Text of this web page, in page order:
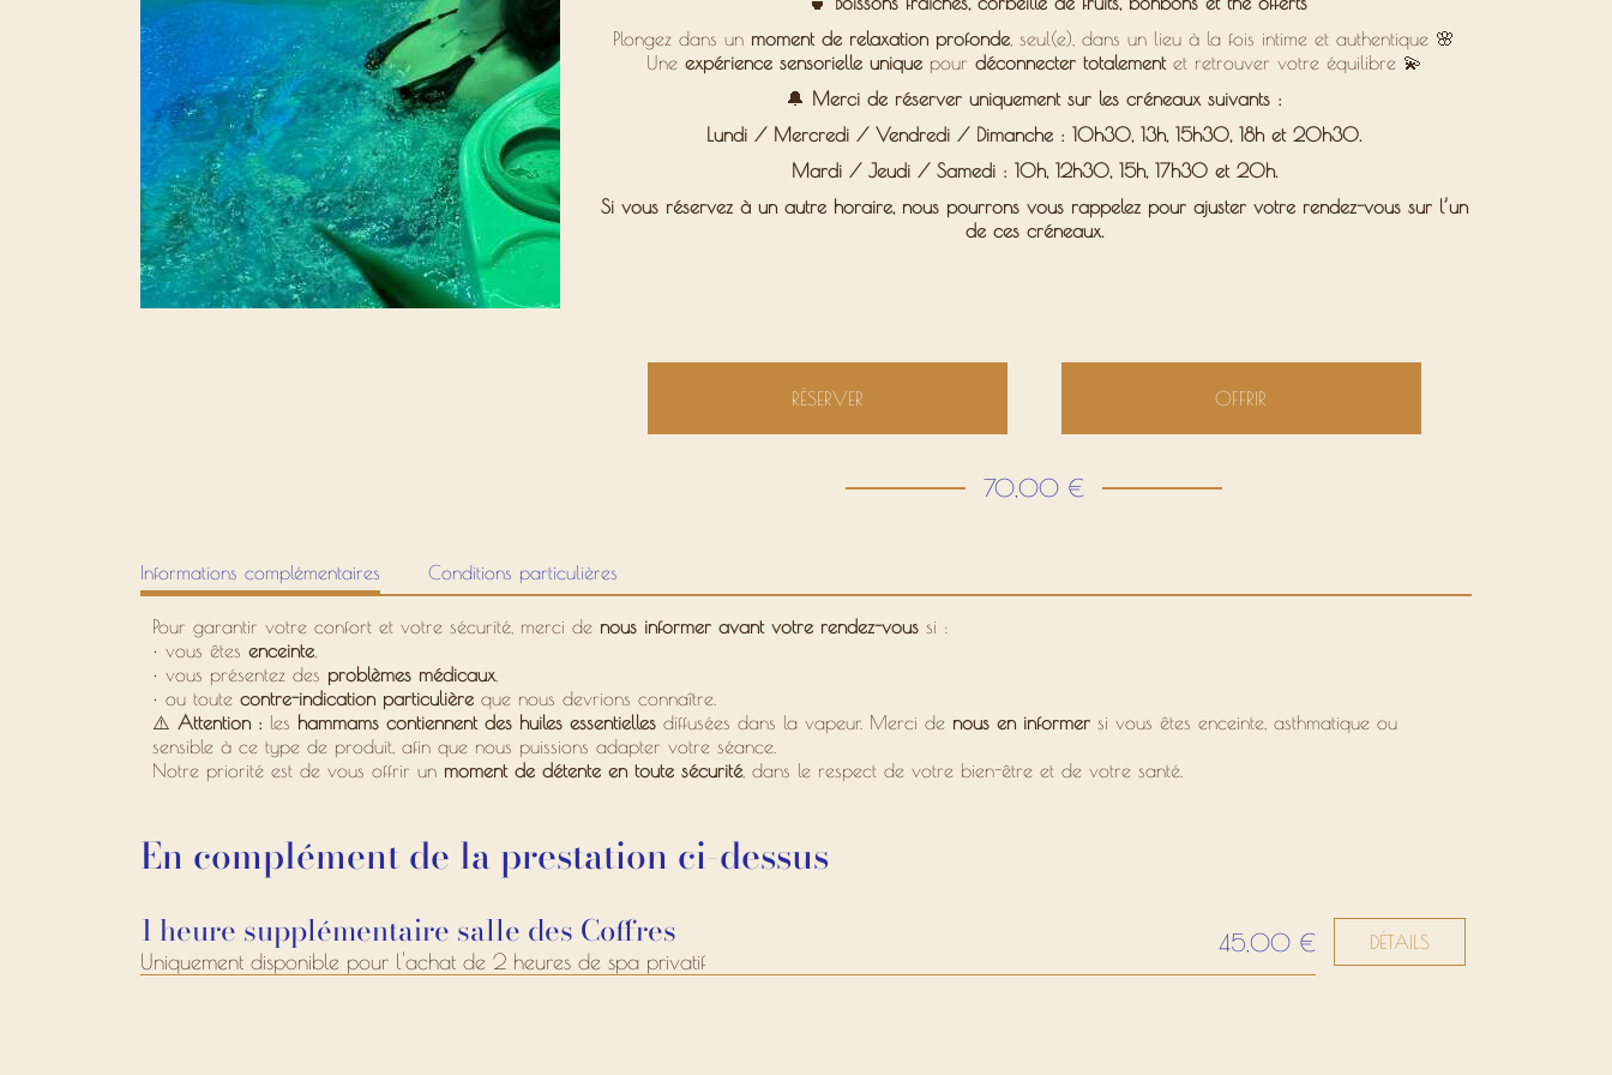
Plongez dans un moment de relaxation profonde , seul(e), dans un lieu à la fois intime et authentique 🌸
Une expérience sensorielle uniquepour déconnecter totalementet retrouver votre équilibre 💫
🔔 Merci de réserver uniquement sur les créneaux suivants :
Lundi / Mercredi / Vendredi / Dimanche : 10h30, 13h, 15h30, 18h et 20h30.
Mardi / Jeudi / Samedi : 10h, 12h30, 15h, 17h30 et 20h.
Si vous réservez à un autre horaire, nous pourrons vous rappelez pour ajuster votre rendez-voussur l’un
de ces créneaux.
RÉSERVER OFFRIR
70,00 €
Informations complémentaires Conditions particulières
Pour garantir votre confort et votre sécurité, merci de nous informer avant votre rendez-vous si :
• vous êtes enceinte
• vous présentez des problèmes médicaux
• ou toute contre-indication particulière que nous devrions connaître.
⚠️ Attention : les hammams contiennent des huiles essentielles diffusées dans la vapeur. Merci de nous en informer si vous êtes enceinte, asthmatique ou
sensible à ce type de produit, afin que nous puissions adapter votre séance.
Notre priorité est de vous offrir un moment de détente en toute sécurité, dans le respect de votre bien-être et de votre santé.
En complément de la prestation ci-dessus
1 heure supplémentaire salle des Coffres
Uniquement disponible pour l'achat de 2 heures de spa privatif
45,00 € DÉTAILS